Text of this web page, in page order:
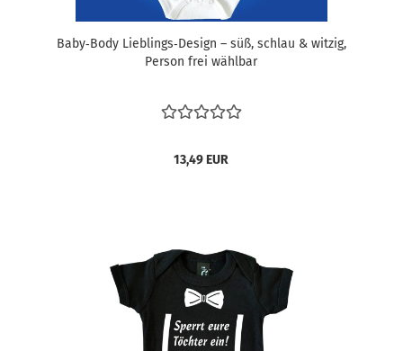
Baby‑Body Lieblings‑Design – süß, schlau & witzig,
Person frei wählbar
13,49 EUR